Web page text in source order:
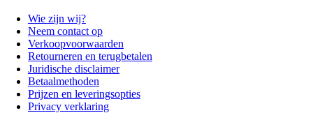
Wie zijn wij?
Neem contact op
Verkoopvoorwaarden
Retourneren en terugbetalen
Juridische disclaimer
Betaalmethoden
Prijzen en leveringsopties
Privacy verklaring